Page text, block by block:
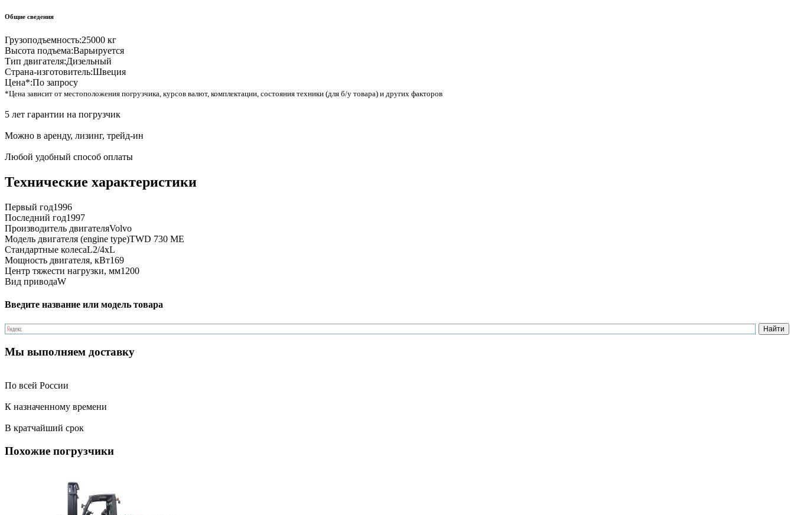
Общие сведения
Грузоподъемность:25000 кг
Высота подъема:Варьируется
Тип двигателя:Дизельный
Страна-изготовитель:Швеция
Цена*:По запросу
*Цена зависит от местоположения погрузчика, курсов валют, комплектации, состояния техники (для б/у товара) и других факторов
5 лет гарантии на погрузчик
Можно в аренду, лизинг, трейд-ин
Любой удобный способ оплаты
Технические характеристики
Первый год1996
Последний год1997
Производитель двигателяVolvo
Модель двигателя (engine type)TWD 730 ME
Стандартные колесаL2/4xL
Мощность двигателя, кВт169
Центр тяжести нагрузки, мм1200
Вид приводаW
Введите название или модель товара
Мы выполняем доставку
По всей России
К назначенному времени
В кратчайший срок
Похожие погрузчики